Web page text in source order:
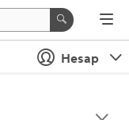
Hesap